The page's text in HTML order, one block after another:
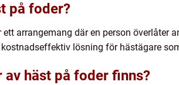
på foder?
ett arrangemang där en person överlåter
kostnadseffektiv lösning för hästägare
av häst på foder finns?